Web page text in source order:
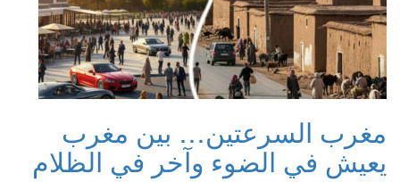
مغرب السرعتين… بين مغرب
يعيش في الضوء وآخر في الظلام